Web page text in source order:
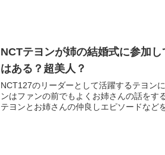
NCTテヨンが姉の結婚式に参加
はある？超美人？
NCT127のリーダーとして活躍するテヨン
ンはファンの前でもよくお姉さんの話をす
テヨンとお姉さんの仲良しエピソードなど